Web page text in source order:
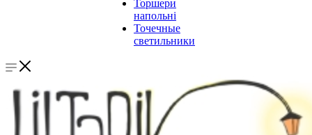
Торшери
напольні
Точечные
светильники